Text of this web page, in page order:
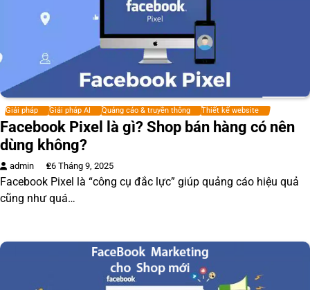
Giải pháp Giải pháp AI Quảng cáo & truyền thông Thiết kế website
Facebook Pixel là gì? Shop bán hàng có nên
dùng không?
admin 26 Tháng 9, 2025
Facebook Pixel là “công cụ đắc lực” giúp quảng cáo hiệu quả
cũng như quá…